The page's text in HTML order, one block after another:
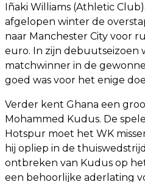
Iñaki Williams (Athletic
afgelopen winter de
naar Manchester City voor
euro. In zijn debuutseizoen
matchwinner in de
goed was voor het enige
Verder kent Ghana een
Mohammed Kudus. De
Hotspur moet het WK
hij opliep in de
ontbreken van Kudus op
een behoorlijke aderlating